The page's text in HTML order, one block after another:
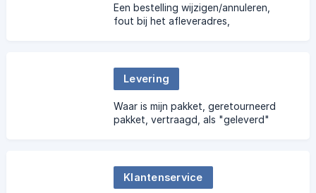
Een bestelling wijzigen/annuleren,
fout bij het afleveradres,
Levering
Waar is mijn pakket, geretourneerd
pakket, vertraagd, als "geleverd"
Klantenservice